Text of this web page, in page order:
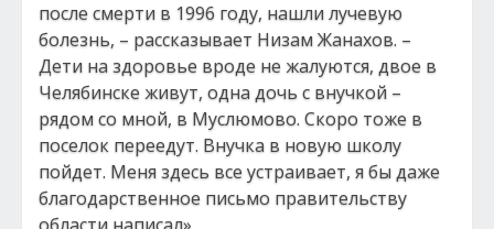
после смерти в 1996 году, нашли лучевую
болезнь, – рассказывает Низам Жанахов. –
Дети на здоровье вроде не жалуются, двое в
Челябинске живут, одна дочь с внучкой –
рядом со мной, в Муслюмово. Скоро тоже в
поселок переедут. Внучка в новую школу
пойдет. Меня здесь все устраивает, я бы даже
благодарственное письмо правительству